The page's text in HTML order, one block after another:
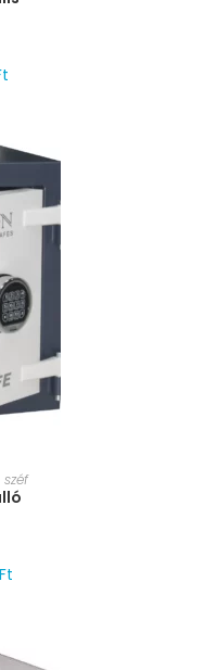
széf
Ft